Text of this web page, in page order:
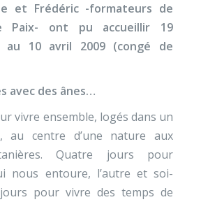
et Frédéric -formateurs de
Paix- ont pu accueillir 19
10 avril 2009 (congé de
avec des ânes…
vivre ensemble, logés dans un
au centre d’une nature aux
Quatre jours pour
nous entoure, l’autre et soi-
pour vivre des temps de